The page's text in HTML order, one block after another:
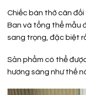
Chiếc bàn thờ cân
Ban và tổng thể mẫu
sang trọng, đặc biệt
Sản phẩm có thể
hương sáng như thế